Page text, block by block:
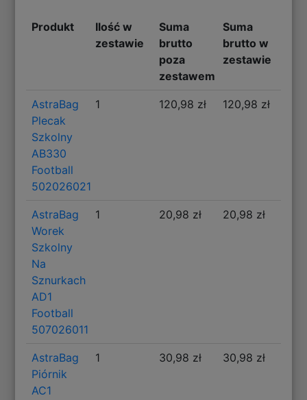
Produkt
Ilość w
zestawie
Suma
brutto
poza
zestawem
Suma
brutto w
zestawie
AstraBag
Plecak
Szkolny
AB330
Football
502026021
1 120,98 zł 120,98 zł
AstraBag
Worek
Szkolny
Na
Sznurkach
AD1
Football
507026011
1 20,98 zł 20,98 zł
AstraBag
Piórnik
AC1
1 30,98 zł 30,98 zł